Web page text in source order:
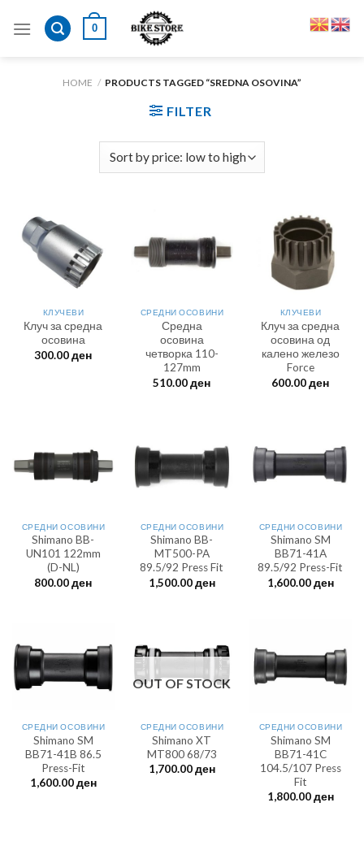
0
HOME / PRODUCTS TAGGED “SREDNA OSOVINA”
FILTER
КЛУЧЕВИ
Клуч за средна
осовина
300.00ден
СРЕДНИ ОСОВИНИ
Средна
осовина
четворка 110-
127mm
510.00ден
КЛУЧЕВИ
Клуч за средна
осовина од
калено железо
Force
600.00ден
СРЕДНИ ОСОВИНИ
Shimano BB-
UN101 122mm
(D-NL)
800.00ден
СРЕДНИ ОСОВИНИ
Shimano BB-
MT500-PA
89.5/92 Press Fit
1,500.00ден
СРЕДНИ ОСОВИНИ
Shimano SM
BB71-41A
89.5/92 Press-Fit
1,600.00ден
СРЕДНИ ОСОВИНИ
Shimano SM
BB71-41B 86.5
Press-Fit
1,600.00ден
OUT OF STOCK
СРЕДНИ ОСОВИНИ
Shimano XT
MT800 68/73
1,700.00ден
СРЕДНИ ОСОВИНИ
Shimano SM
BB71-41C
104.5/107 Press
Fit
1,800.00ден